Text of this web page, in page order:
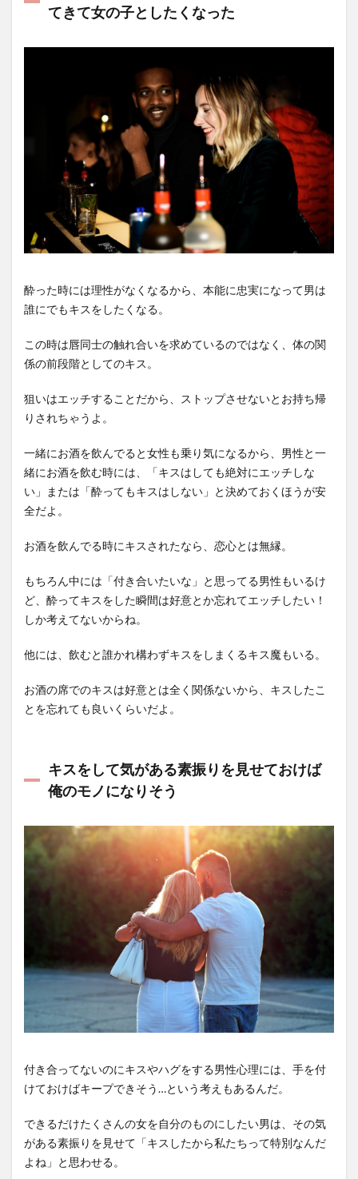
てきて女の子としたくなった
酔った時には理性がなくなるから、本能に忠実になって男は
誰にでもキスをしたくなる。
この時は唇同士の触れ合いを求めているのではなく、体の関
係の前段階としてのキス。
狙いはエッチすることだから、ストップさせないとお持ち帰
りされちゃうよ。
一緒にお酒を飲んでると女性も乗り気になるから、男性と一
緒にお酒を飲む時には、「キスはしても絶対にエッチしな
い」または「酔ってもキスはしない」と決めておくほうが安
全だよ。
お酒を飲んでる時にキスされたなら、恋心とは無縁。
もちろん中には「付き合いたいな」と思ってる男性もいるけ
ど、酔ってキスをした瞬間は好意とか忘れてエッチしたい！
しか考えてないからね。
他には、飲むと誰かれ構わずキスをしまくるキス魔もいる。
お酒の席でのキスは好意とは全く関係ないから、キスしたこ
とを忘れても良いくらいだよ。
キスをして気がある素振りを見せておけば
俺のモノになりそう
付き合ってないのにキスやハグをする男性心理には、手を付
けておけばキープできそう…という考えもあるんだ。
できるだけたくさんの女を自分のものにしたい男は、その気
がある素振りを見せて「キスしたから私たちって特別なんだ
よね」と思わせる。